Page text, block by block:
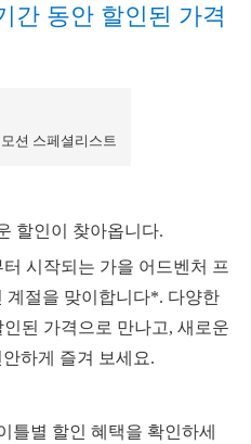
간 동안 할인된 가격
션 스페셜리스트
할인이 찾아옵니다.
터 시작되는 가을 어드벤처 프
계절을 맞이합니다*. 다양한
된 가격으로 만나고, 새로운
하게 즐겨 보세요.
틀별 할인 혜택을 확인하세